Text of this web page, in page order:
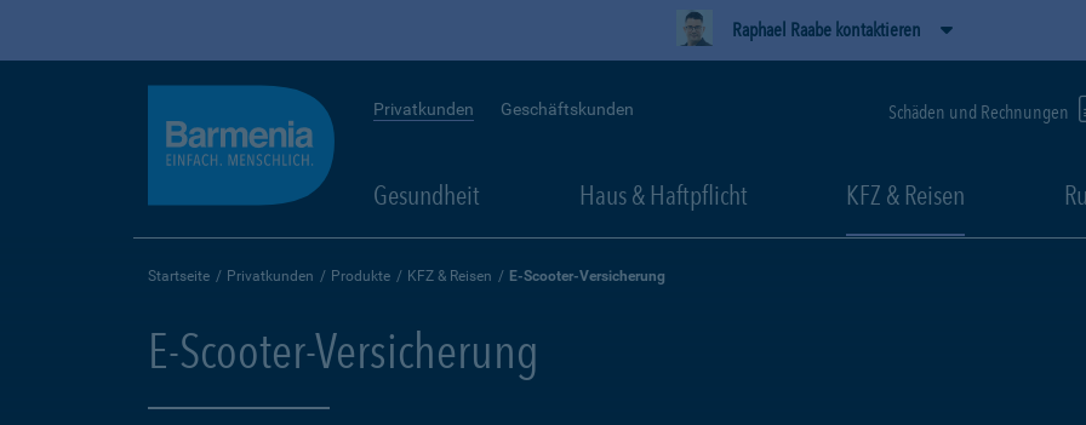
Raphael Raabe kontaktieren
Privatkunden Geschäftskunden Schäden und Rechnungen
Gesundheit Haus & Haftpflicht KFZ & Reisen
Startseite Privatkunden Produkte KFZ & Reisen E-Scooter-Versicherung
E-Scooter-Versicherung